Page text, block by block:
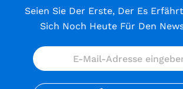
Seien Sie Der Erste, Der Es
Sich Noch Heute Für Den